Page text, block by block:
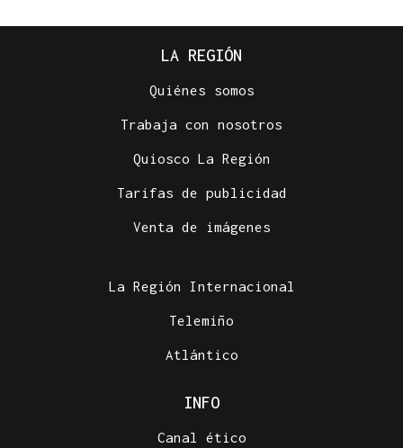
LA REGIÓN
Quiénes somos
Trabaja con nosotros
Quiosco La Región
Tarifas de publicidad
Venta de imágenes
La Región Internacional
Telemiño
Atlántico
INFO
Canal ético